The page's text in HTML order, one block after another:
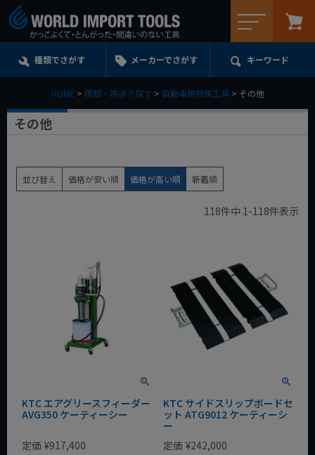
種類でさがす メーカーでさがす キーワード
HOME 種類・用途で探す 自動車用特殊工具 その他
その他
並び替え 価格が安い順 価格が高い順 新着順
118件中 1-118件表示
KTC エアグリースフィーダー
AVG350 ケーティーシー
定価 ¥917,400
KTC サイドスリップボードセ
ット ATG9012 ケーティーシ
ー
定価 ¥242,000